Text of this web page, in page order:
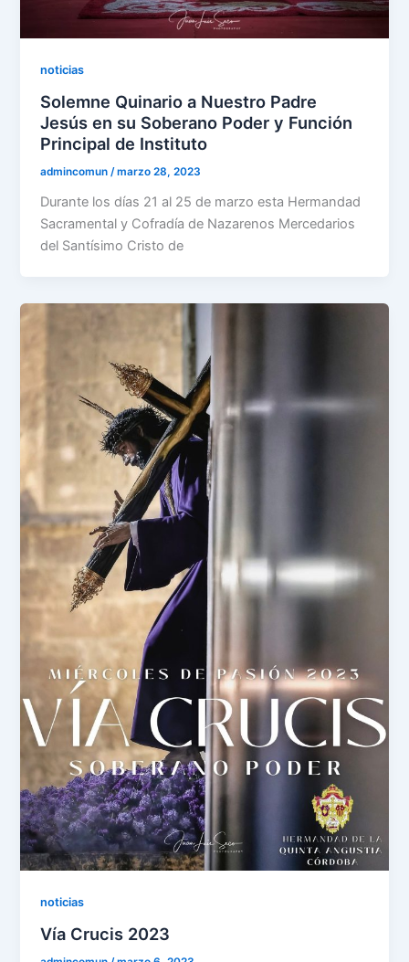
noticias
Solemne Quinario a Nuestro Padre
Jesús en su Soberano Poder y Función
Principal de Instituto
admincomun/marzo 28, 2023
Durante los días 21 al 25 de marzo esta Hermandad
Sacramental y Cofradía de Nazarenos Mercedarios
del Santísimo Cristo de
noticias
Vía Crucis 2023